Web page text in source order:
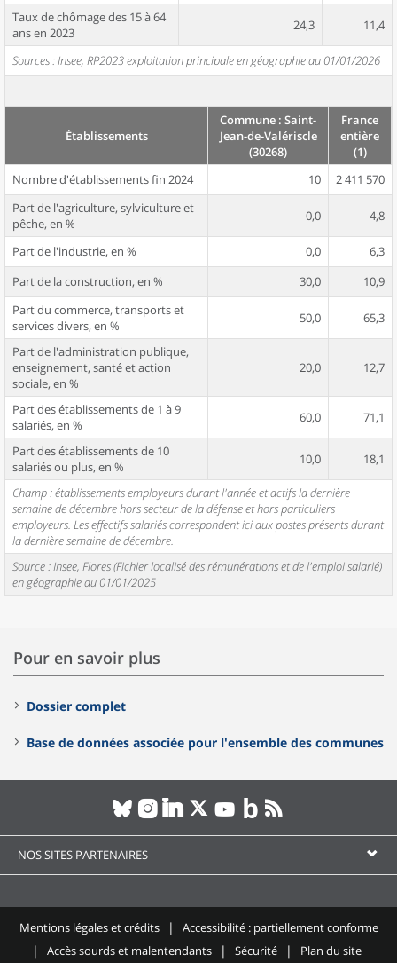
Taux de chômage des 15 à 64
ans en 2023
24,3 11,4
Sources : Insee, RP2023 exploitation principale en géographie au 01/01/2026
Établissements
Commune : Saint-
Jean-de-Valériscle
(30268)
France
entière
(1)
Nombre d'établissements fin 2024
10
2 411 570
Part de l'agriculture, sylviculture et
pêche, en %
0,0 4,8
Part de l'industrie, en % 0,0
6,3
Part de la construction, en %
30,0
10,9
Part du commerce, transports et
services divers, en %
50,0 65,3
Part de l'administration publique,
enseignement, santé et action
sociale, en %
20,0 12,7
Part des établissements de 1 à 9
salariés, en %
60,0 71,1
Part des établissements de 10
salariés ou plus, en %
10,0 18,1
Champ : établissements employeurs durant l'année et actifs la dernière
semaine de décembre hors secteur de la défense et hors particuliers
employeurs. Les effectifs salariés correspondent ici aux postes présents durant
la dernière semaine de décembre.
Source : Insee, Flores (Fichier localisé des rémunérations et de l'emploi salarié)
en géographie au 01/01/2025
Pour en savoir plus
Dossier complet
Base de données associée pour l'ensemble des communes
NOS SITES PARTENAIRES
Mentions légales et crédits
Accessibilité : partiellement conforme
Accès sourds et malentendants
Sécurité Plan du site